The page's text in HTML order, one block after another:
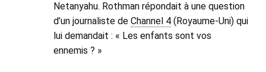
Netanyahu. Rothman répondait à une question
d’un journaliste de Channel 4 (Royaume-Uni) qui
lui demandait : « Les enfants sont vos
ennemis ? »